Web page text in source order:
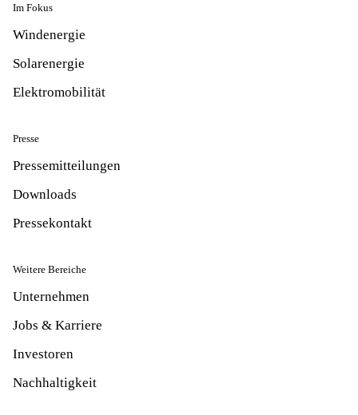
Im Fokus
Windenergie
Solarenergie
Elektromobilität
Presse
Pressemitteilungen
Downloads
Pressekontakt
Weitere Bereiche
Unternehmen
Jobs & Karriere
Investoren
Nachhaltigkeit